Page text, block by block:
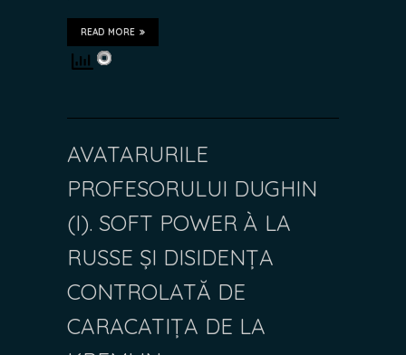
READ MORE
AVATARURILE
PROFESORULUI DUGHIN
(I). SOFT POWER À LA
RUSSE ȘI DISIDENȚA
CONTROLATĂ DE
CARACATIȚA DE LA